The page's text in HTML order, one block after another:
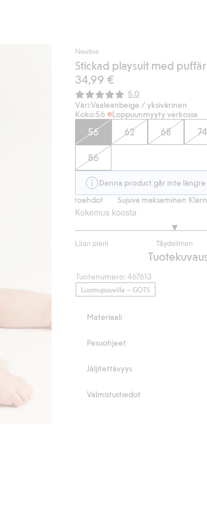
Newbie
Stickad playsuit med
34,99 €
Keskimääräinen
5.0
Väri:Vaaleanbeige / yksivärinen
Koko:56 Loppuunmyyty verkossa
56 62 68 74
86
Denna product går inte
toimitusvaihtoehdot Sujuva maksaminen Klarnalla
Kokemus koosta
Liian pieni Täydellinen
/
ääneen
Tuotenumero: 467613
Luomupuuvilla – GOTS
Materiaali
Pesuohjeet
Jäljitettävyys
Valmistustiedot